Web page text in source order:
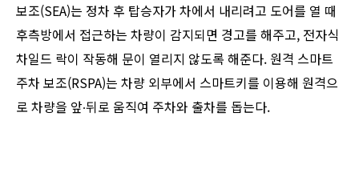
보조(SEA)는 정차 후 탑승자가 차에서 내리려고 도어를 열 때
후측방에서 접근하는 차량이 감지되면 경고를 해주고, 전자식
차일드 락이 작동해 문이 열리지 않도록 해준다. 원격 스마트
주차 보조(RSPA)는 차량 외부에서 스마트키를 이용해 원격으
로 차량을 앞∙뒤로 움직여 주차와 출차를 돕는다.